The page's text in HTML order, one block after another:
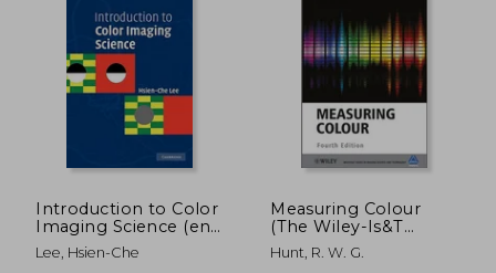
Introduction to Color
Imaging Science (en
Inglés)
Lee, Hsien-Che
Measuring Colour
(The Wiley-Is&T
Series in Imaging
Science and
Hunt, R. W. G.